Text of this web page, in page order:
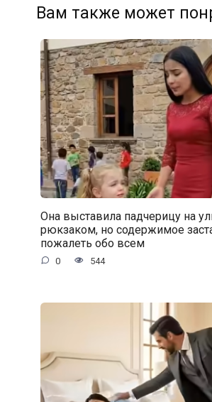
Вам также может
Она выставила падчерицу на
рюкзаком, но содержимое
пожалеть обо всем
0 544